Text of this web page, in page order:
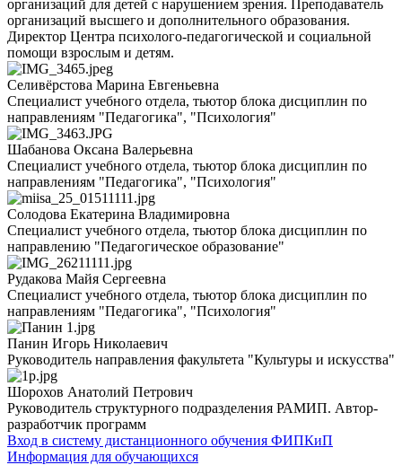
организаций для детей с нарушением зрения. Преподаватель
организаций высшего и дополнительного образования.
Директор Центра психолого-педагогической и социальной
помощи взрослым и детям.
Селивёрстова Марина Евгеньевна
Специалист учебного отдела, тьютор блока дисциплин по
направлениям "Педагогика", "Психология"
Шабанова Оксана Валерьевна
Специалист учебного отдела, тьютор блока дисциплин по
направлениям "Педагогика", "Психология"
Солодова Екатерина Владимировна
Специалист учебного отдела, тьютор блока дисциплин по
направлению "Педагогическое образование"
Рудакова Майя Сергеевна
Специалист учебного отдела, тьютор блока дисциплин по
направлениям "Педагогика", "Психология"
Панин Игорь Николаевич
Руководитель направления факультета "Культуры и искусства"
Шорохов Анатолий Петрович
Руководитель структурного подразделения РАМИП. Автор-
разработчик программ
Вход в систему дистанционного обучения ФИПКиП
Информация для обучающихся